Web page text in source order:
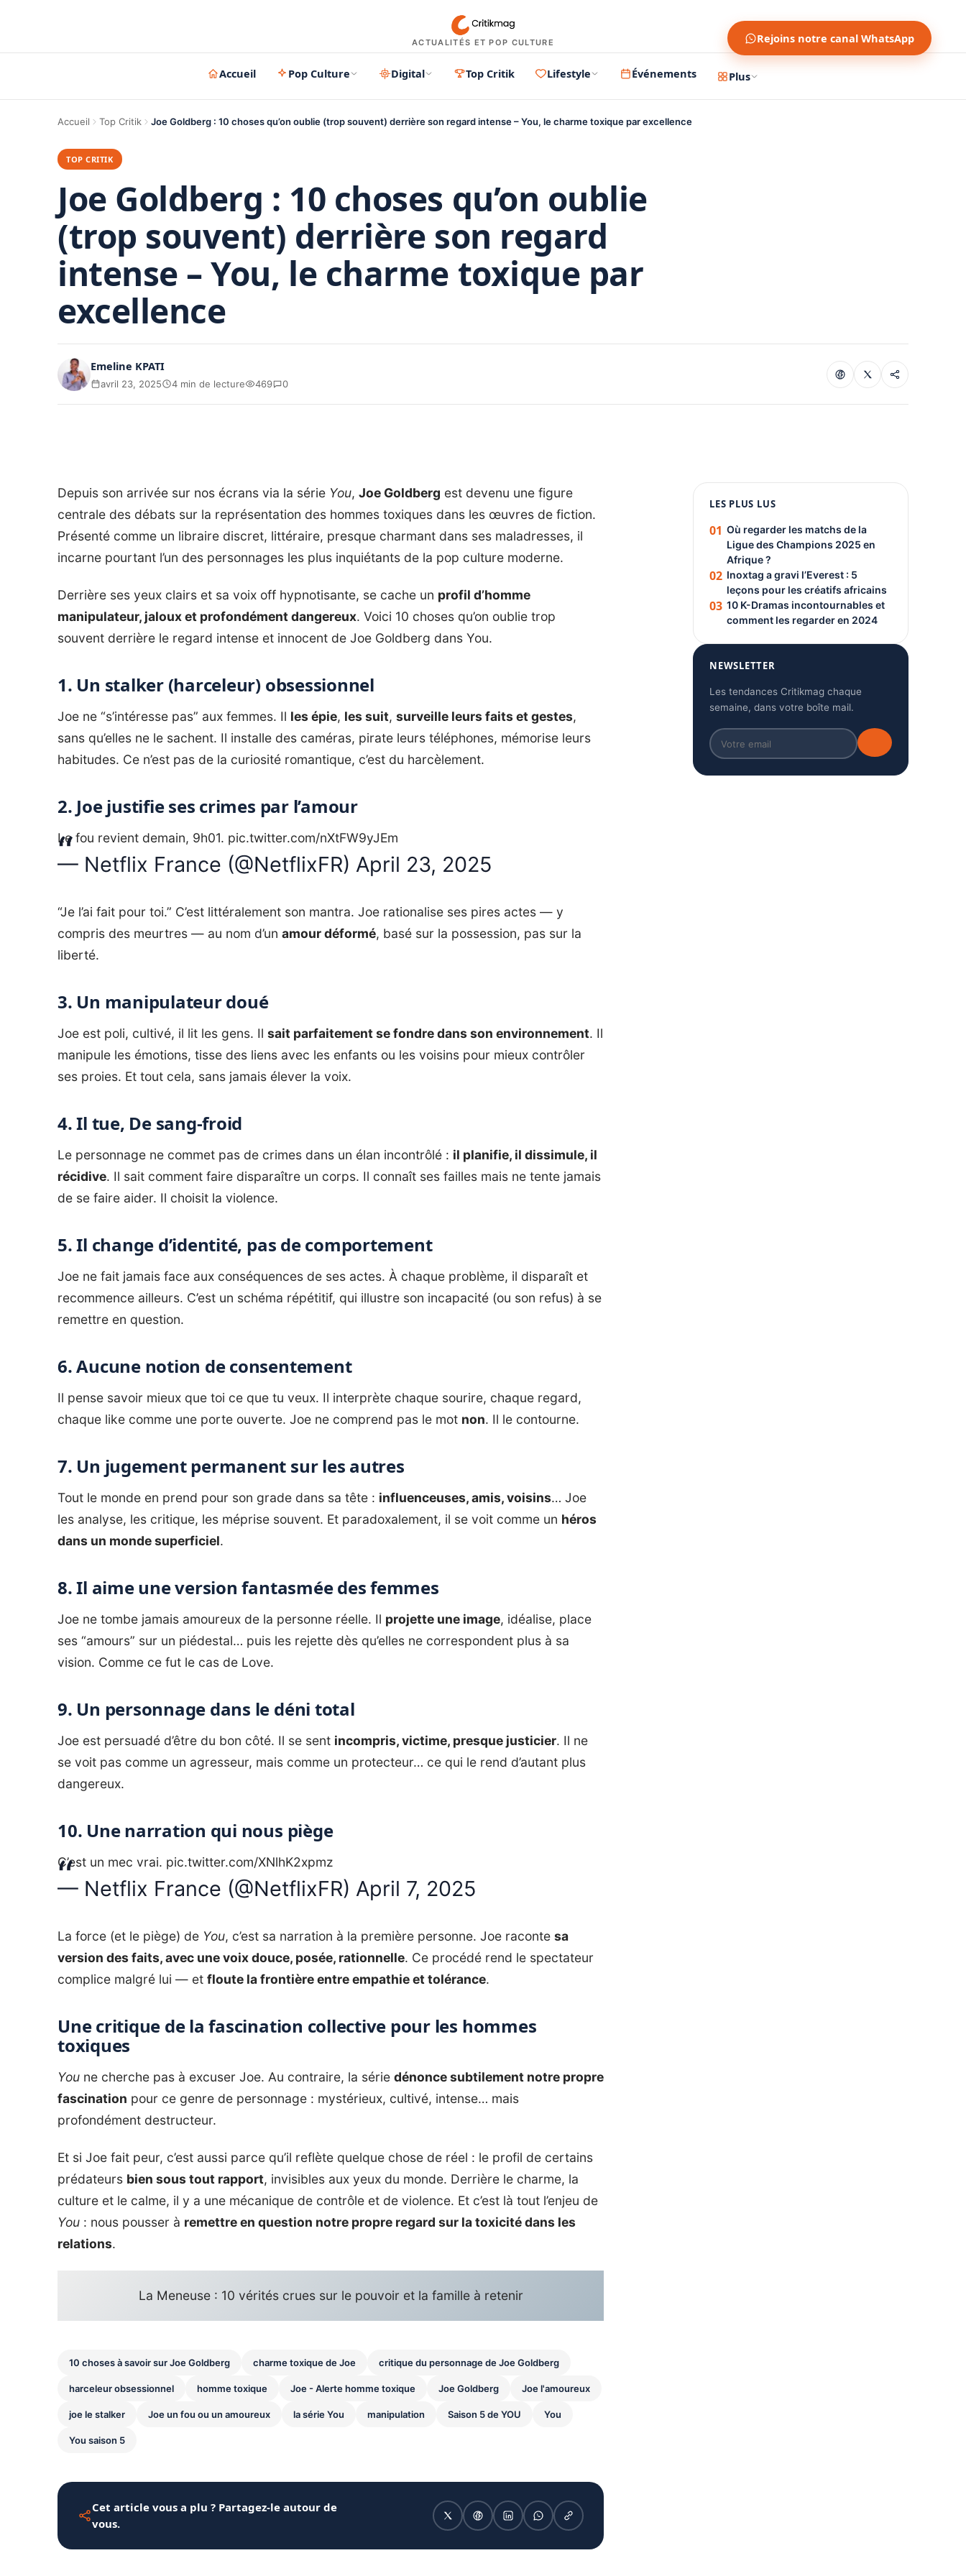
ACTUALITÉS ET POP CULTURE Rejoins notre canal WhatsApp
Accueil Pop Culture Digital Top Critik Lifestyle Événements Plus
Accueil Top Critik Joe Goldberg : 10 choses qu’on oublie (trop souvent) derrière son regard intense – You, le charme toxique par excellence
TOP CRITIK
Joe Goldberg : 10 choses qu’on oublie
(trop souvent) derrière son regard
intense – You, le charme toxique par
excellence
Emeline KPATI
avril 23, 2025 4 min de lecture 469 0
Depuis son arrivée sur nos écrans via la série You, Joe Goldberg est devenu une figure
centrale des débats sur la représentation des hommes toxiques dans les œuvres de fiction.
Présenté comme un libraire discret, littéraire, presque charmant dans ses maladresses, il
incarne pourtant l’un des personnages les plus inquiétants de la pop culture moderne.
Derrière ses yeux clairs et sa voix off hypnotisante, se cache un profil d’homme
manipulateur, jaloux et profondément dangereux. Voici 10 choses qu’on oublie trop
souvent derrière le regard intense et innocent de Joe Goldberg dans You.
1. Un stalker (harceleur) obsessionnel
Joe ne “s’intéresse pas” aux femmes. Il les épie, les suit, surveille leurs faits et gestes,
sans qu’elles ne le sachent. Il installe des caméras, pirate leurs téléphones, mémorise leurs
habitudes. Ce n’est pas de la curiosité romantique, c’est du harcèlement.
2. Joe justifie ses crimes par l’amour
Le fou revient demain, 9h01. pic.twitter.com/nXtFW9yJEm
— Netflix France (@NetflixFR) April 23, 2025
“Je l’ai fait pour toi.” C’est littéralement son mantra. Joe rationalise ses pires actes — y
compris des meurtres — au nom d’un amour déformé, basé sur la possession, pas sur la
liberté.
3. Un manipulateur doué
Joe est poli, cultivé, il lit les gens. Il sait parfaitement se fondre dans son environnement. Il
manipule les émotions, tisse des liens avec les enfants ou les voisins pour mieux contrôler
ses proies. Et tout cela, sans jamais élever la voix.
4. Il tue, De sang-froid
Le personnage ne commet pas de crimes dans un élan incontrôlé : il planifie, il dissimule, il
récidive. Il sait comment faire disparaître un corps. Il connaît ses failles mais ne tente jamais
de se faire aider. Il choisit la violence.
5. Il change d’identité, pas de comportement
Joe ne fait jamais face aux conséquences de ses actes. À chaque problème, il disparaît et
recommence ailleurs. C’est un schéma répétitif, qui illustre son incapacité (ou son refus) à se
remettre en question.
6. Aucune notion de consentement
Il pense savoir mieux que toi ce que tu veux. Il interprète chaque sourire, chaque regard,
chaque like comme une porte ouverte. Joe ne comprend pas le mot non. Il le contourne.
7. Un jugement permanent sur les autres
Tout le monde en prend pour son grade dans sa tête : influenceuses, amis, voisins… Joe
les analyse, les critique, les méprise souvent. Et paradoxalement, il se voit comme un héros
dans un monde superficiel.
8. Il aime une version fantasmée des femmes
Joe ne tombe jamais amoureux de la personne réelle. Il projette une image, idéalise, place
ses “amours” sur un piédestal… puis les rejette dès qu’elles ne correspondent plus à sa
vision. Comme ce fut le cas de Love.
9. Un personnage dans le déni total
Joe est persuadé d’être du bon côté. Il se sent incompris, victime, presque justicier. Il ne
se voit pas comme un agresseur, mais comme un protecteur… ce qui le rend d’autant plus
dangereux.
10. Une narration qui nous piège
C’est un mec vrai. pic.twitter.com/XNlhK2xpmz
— Netflix France (@NetflixFR) April 7, 2025
La force (et le piège) de You, c’est sa narration à la première personne. Joe raconte sa
version des faits, avec une voix douce, posée, rationnelle. Ce procédé rend le spectateur
complice malgré lui — et floute la frontière entre empathie et tolérance.
Une critique de la fascination collective pour les hommes
toxiques
You ne cherche pas à excuser Joe. Au contraire, la série dénonce subtilement notre propre
fascination pour ce genre de personnage : mystérieux, cultivé, intense… mais
profondément destructeur.
Et si Joe fait peur, c’est aussi parce qu’il reflète quelque chose de réel : le profil de certains
prédateurs bien sous tout rapport, invisibles aux yeux du monde. Derrière le charme, la
culture et le calme, il y a une mécanique de contrôle et de violence. Et c’est là tout l’enjeu de
You : nous pousser à remettre en question notre propre regard sur la toxicité dans les
relations.
La Meneuse : 10 vérités crues sur le pouvoir et la famille à retenir
10 choses à savoir sur Joe Goldberg charme toxique de Joe critique du personnage de Joe Goldberg
harceleur obsessionnel homme toxique Joe - Alerte homme toxique Joe Goldberg Joe l'amoureux
joe le stalker Joe un fou ou un amoureux la série You manipulation Saison 5 de YOU You
You saison 5
Cet article vous a plu ? Partagez-le autour de
vous.
PUBLICITÉ
LES PLUS LUS
01 Où regarder les matchs de la
Ligue des Champions 2025 en
Afrique ?
02 Inoxtag a gravi l’Everest : 5
leçons pour les créatifs africains
03 10 K-Dramas incontournables et
comment les regarder en 2024
NEWSLETTER
Les tendances Critikmag chaque
semaine, dans votre boîte mail.